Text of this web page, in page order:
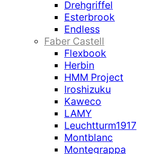
Drehgriffel
Esterbrook
Endless
Faber Castell
Flexbook
Herbin
HMM Project
Iroshizuku
Kaweco
LAMY
Leuchtturm1917
Montblanc
Montegrappa